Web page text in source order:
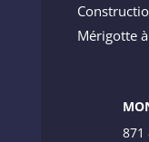
Mérigotte
871